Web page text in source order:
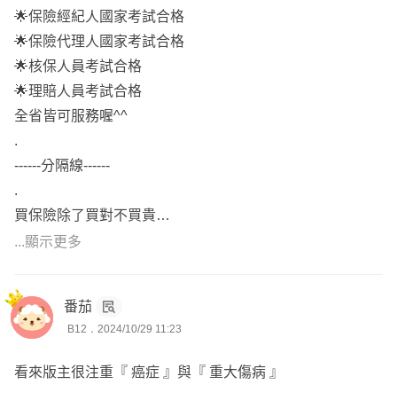
🌟保險經紀人國家考試合格
🌟保險代理人國家考試合格
🌟核保人員考試合格
🌟理賠人員考試合格
全省皆可服務喔^^
.
------分隔線------
.
買保險除了買對不買貴
最重要的是【#找對人買】
本身保險年資10年，8成保戶來自網路，服務過1,700多位
客戶、700多個家庭、#連續7年全公司醫療險件數前10名。
熟悉各家保險公司商品，理賠經驗豐富，在保經公司擔任經
理，兼任個人事務所 負責人，也是布萊恩保險 網站負責
...顯示更多
番茄
B12．2024/10/29 11:23
看來版主很注重『 癌症 』與『 重大傷病 』